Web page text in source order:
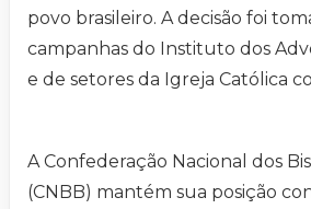
povo brasileiro. A decisão foi
campanhas do Instituto dos
e de setores da Igreja Católica
A Confederação Nacional dos
(CNBB) mantém sua posição